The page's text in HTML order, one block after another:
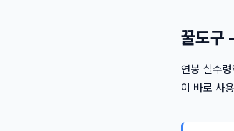
꿀도구
연봉 실수
이 바로 사